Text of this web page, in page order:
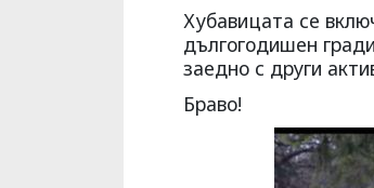
Хубавицата се
дългогодишен
заедно с други
Браво!